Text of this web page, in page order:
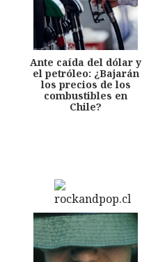
Ante caída del dólar y
el petróleo: ¿Bajarán
los precios de los
combustibles en
Chile?